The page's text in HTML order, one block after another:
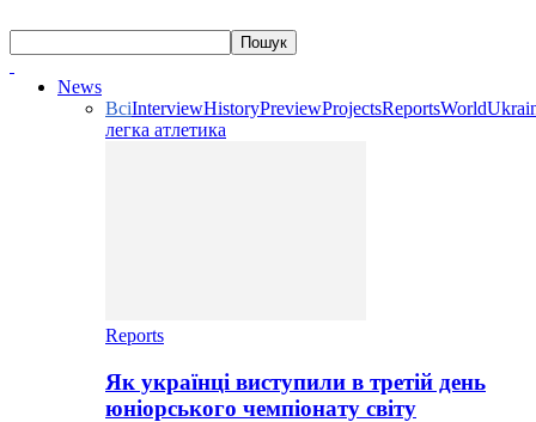
News
ВсіInterviewHistoryPreviewProjectsReportsWorld
легка атлетика
Reports
Як українці виступили в третій день
юніорського чемпіонату світу